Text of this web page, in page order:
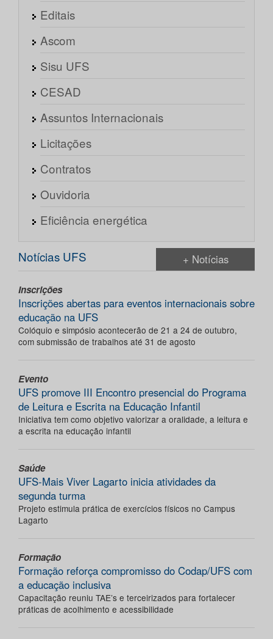
Editais
Ascom
Sisu UFS
CESAD
Assuntos Internacionais
Licitações
Contratos
Ouvidoria
Eficiência energética
Notícias UFS + Notícias
Inscrições
Inscrições abertas para eventos internacionais sobre
educação na UFS
Colóquio e simpósio acontecerão de 21 a 24 de outubro,
com submissão de trabalhos até 31 de agosto
Evento
UFS promove III Encontro presencial do Programa
de Leitura e Escrita na Educação Infantil
Iniciativa tem como objetivo valorizar a oralidade, a leitura e
a escrita na educação infantil
Saúde
UFS-Mais Viver Lagarto inicia atividades da
segunda turma
Projeto estimula prática de exercícios físicos no Campus
Lagarto
Formação
Formação reforça compromisso do Codap/UFS com
a educação inclusiva
Capacitação reuniu TAE’s e terceirizados para fortalecer
práticas de acolhimento e acessibilidade